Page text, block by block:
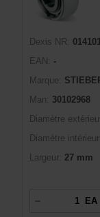
Dexis NR:
EAN:
-
Marque:
Man:
30102968
Diamètre
Diamètre intérieur:
Largeur: 27 mm
EA